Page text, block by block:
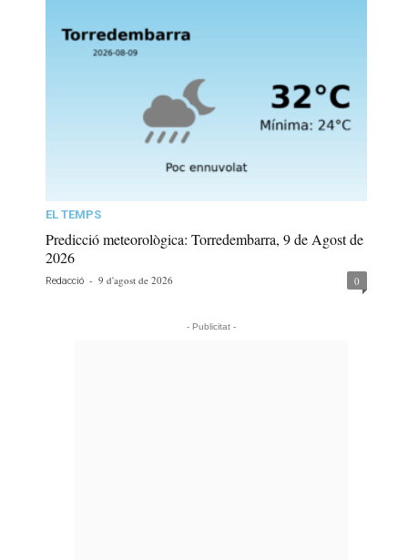
EL TEMPS
Predicció meteorològica: Torredembarra, 9 de Agost de
2026
Redacció - 9 d'agost de 2026 0
- Publicitat -